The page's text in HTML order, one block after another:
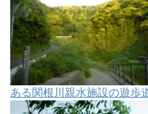
ある関根川親水施設の遊歩